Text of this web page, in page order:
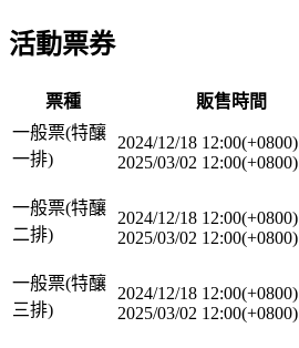
活動票券
票種 販售時間
一般票(特釀
一排)
2024/12/18 12:00(+0800)
2025/03/02 12:00(+0800)
一般票(特釀
二排)
2024/12/18 12:00(+0800)
2025/03/02 12:00(+0800)
一般票(特釀
三排)
2024/12/18 12:00(+0800)
2025/03/02 12:00(+0800)